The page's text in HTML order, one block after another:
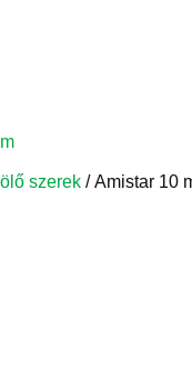
szerek / Amistar 10